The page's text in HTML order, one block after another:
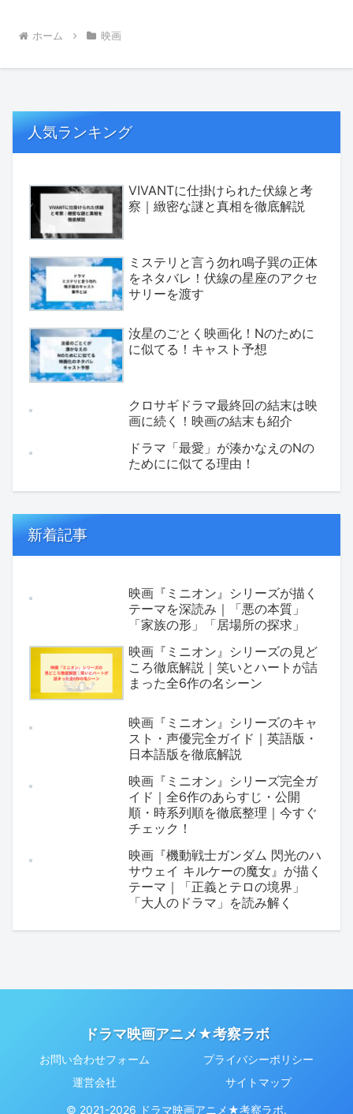
ホーム 映画
人気ランキング
VIVANTに仕掛けられた伏線と考
察｜緻密な謎と真相を徹底解説
ミステリと言う勿れ鳴子巽の正体
をネタバレ！伏線の星座のアクセ
サリーを渡す
汝星のごとく映画化！Nのために
に似てる！キャスト予想
クロサギドラマ最終回の結末は映
画に続く！映画の結末も紹介
ドラマ「最愛」が湊かなえのNの
ためにに似てる理由！
新着記事
映画『ミニオン』シリーズが描く
テーマを深読み｜「悪の本質」
「家族の形」「居場所の探求」
映画『ミニオン』シリーズの見ど
ころ徹底解説｜笑いとハートが詰
まった全6作の名シーン
映画『ミニオン』シリーズのキャ
スト・声優完全ガイド｜英語版・
日本語版を徹底解説
映画『ミニオン』シリーズ完全ガ
イド｜全6作のあらすじ・公開
順・時系列順を徹底整理｜今すぐ
チェック！
映画『機動戦士ガンダム 閃光のハ
サウェイ キルケーの魔女』が描く
テーマ｜「正義とテロの境界」
「大人のドラマ」を読み解く
ドラマ映画アニメ★考察ラボ
お問い合わせフォーム
プライバシーポリシー
運営会社
サイトマップ
© 2021-2026 ドラマ映画アニメ★考察ラボ.